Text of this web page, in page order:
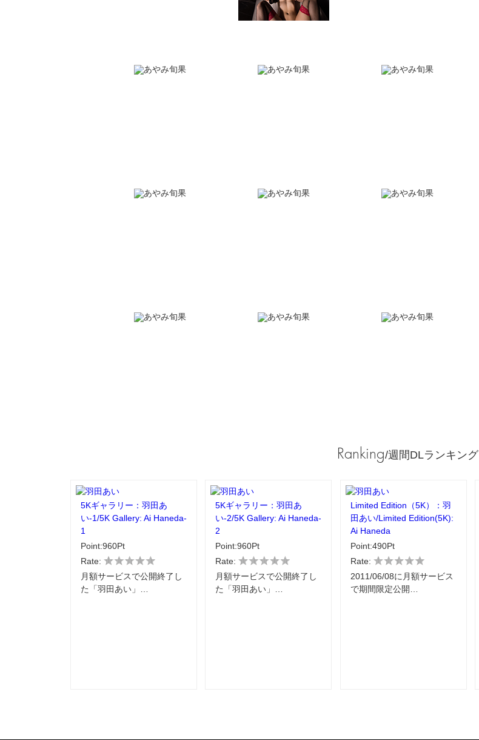
Ranking/週間DLランキング
5Kギャラリー：羽田あ
い-1/5K Gallery: Ai Haneda-
1
Point:960Pt
Rate:
月額サービスで公開終了し
た「羽田あい」…
5Kギャラリー：羽田あ
い-2/5K Gallery: Ai Haneda-
2
Point:960Pt
Rate:
月額サービスで公開終了し
た「羽田あい」…
Limited Edition（5K）：羽
田あい/Limited Edition(5K):
Ai Haneda
Point:490Pt
Rate:
2011/06/08に月額サービス
で期間限定公開…